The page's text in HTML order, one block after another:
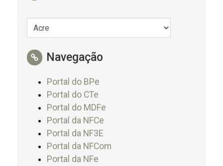
Navegação
Portal do BPe
Portal do CTe
Portal do MDFe
Portal da NFCe
Portal da NF3E
Portal da NFCom
Portal da NFe